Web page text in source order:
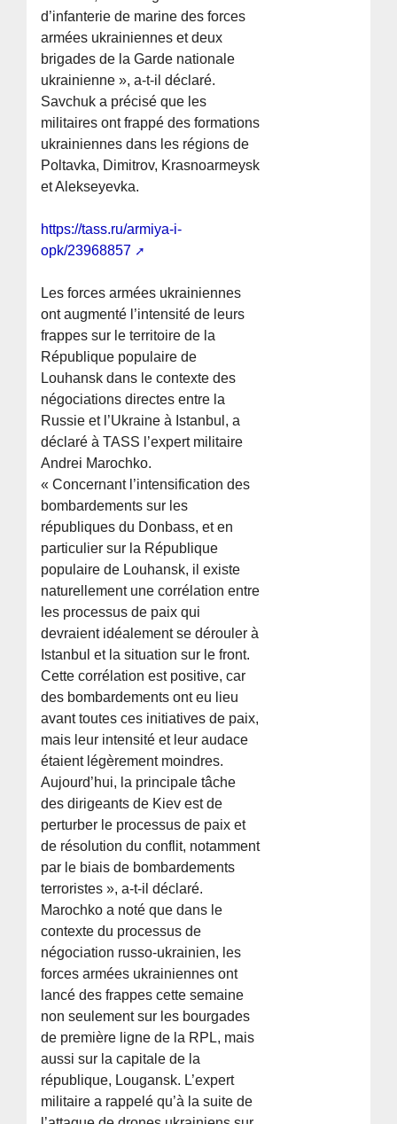
d’infanterie de marine des forces
armées ukrainiennes et deux
brigades de la Garde nationale
ukrainienne », a-t-il déclaré.
Savchuk a précisé que les
militaires ont frappé des formations
ukrainiennes dans les régions de
Poltavka, Dimitrov, Krasnoarmeysk
et Alekseyevka.
https://tass.ru/armiya-i-
opk/23968857
Les forces armées ukrainiennes
ont augmenté l’intensité de leurs
frappes sur le territoire de la
République populaire de
Louhansk dans le contexte des
négociations directes entre la
Russie et l’Ukraine à Istanbul, a
déclaré à TASS l’expert militaire
Andrei Marochko.
« Concernant l’intensification des
bombardements sur les
républiques du Donbass, et en
particulier sur la République
populaire de Louhansk, il existe
naturellement une corrélation entre
les processus de paix qui
devraient idéalement se dérouler à
Istanbul et la situation sur le front.
Cette corrélation est positive, car
des bombardements ont eu lieu
avant toutes ces initiatives de paix,
mais leur intensité et leur audace
étaient légèrement moindres.
Aujourd’hui, la principale tâche
des dirigeants de Kiev est de
perturber le processus de paix et
de résolution du conflit, notamment
par le biais de bombardements
terroristes », a-t-il déclaré.
Marochko a noté que dans le
contexte du processus de
négociation russo-ukrainien, les
forces armées ukrainiennes ont
lancé des frappes cette semaine
non seulement sur les bourgades
de première ligne de la RPL, mais
aussi sur la capitale de la
république, Lougansk. L’expert
militaire a rappelé qu’à la suite de